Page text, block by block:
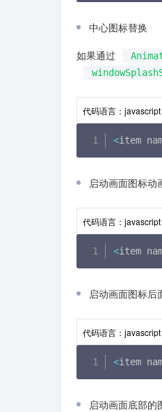
中心图标替换
如果通过
代码语言： javascript
<item
启动画面图标动
代码语言： javascript
<item
启动画面图标后
代码语言： javascript
<item
启动画面底部的